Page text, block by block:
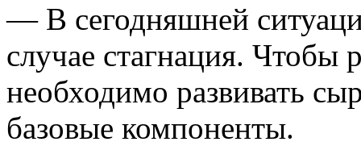
— В сегодняшней
случае стагнация. Чтобы
необходимо развивать
базовые компоненты.